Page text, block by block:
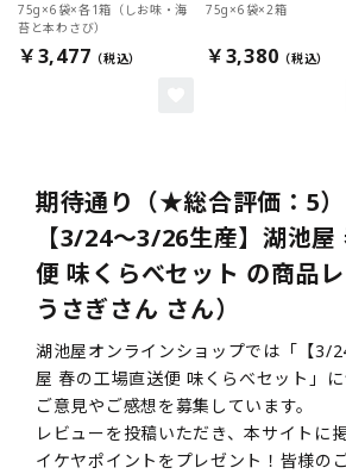
75g×6袋×各1箱（しお味・海
苔と本わさび）
￥3,477
75g×6袋×2箱
￥3,380
期待通り（★総合評価：5）
【3/24～3/26生産】湖池
便 味くらべセット の商品
うさぎさん さん）
湖池屋オンラインショップでは「【3/
屋 春の工場直送便 味くらべセット」
ご意見やご感想を募集しています。
レビューを投稿いただき、本サイトに
イケヤポイントをプレゼント！皆様の